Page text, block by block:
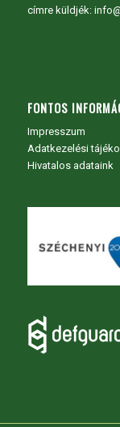
címre küldjék:
FONTOS
Impresszum
Adatkezelési
Hivatalos adataink